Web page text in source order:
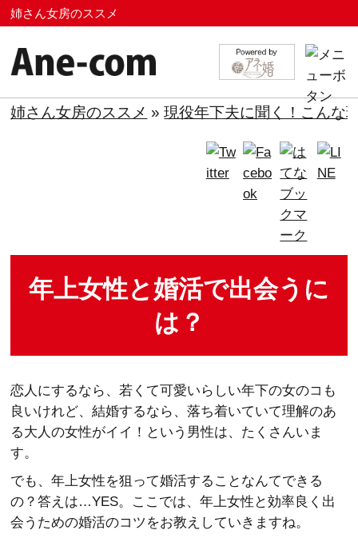
姉さん女房のススメ
姉さん女房のススメ »現役年下夫に聞く！こんな
年上女性と婚活で出会うに
は？
恋人にするなら、若くて可愛いらしい年下の女のコも
良いけれど、結婚するなら、落ち着いていて理解のあ
る大人の女性がイイ！という男性は、たくさんいま
す。
でも、年上女性を狙って婚活することなんてできる
の？答えは…YES。ここでは、年上女性と効率良く出
会うための婚活のコツをお教えしていきますね。